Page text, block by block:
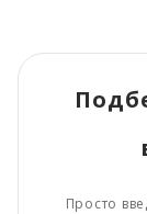
Просто